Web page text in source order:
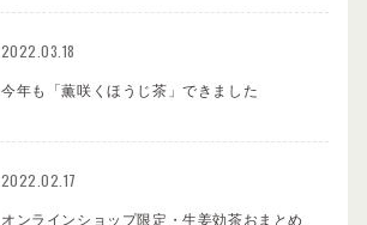
2022.03.18
今年も「薫咲くほうじ茶」できました
2022.02.17
オンラインショップ限定・生姜効茶おまとめ